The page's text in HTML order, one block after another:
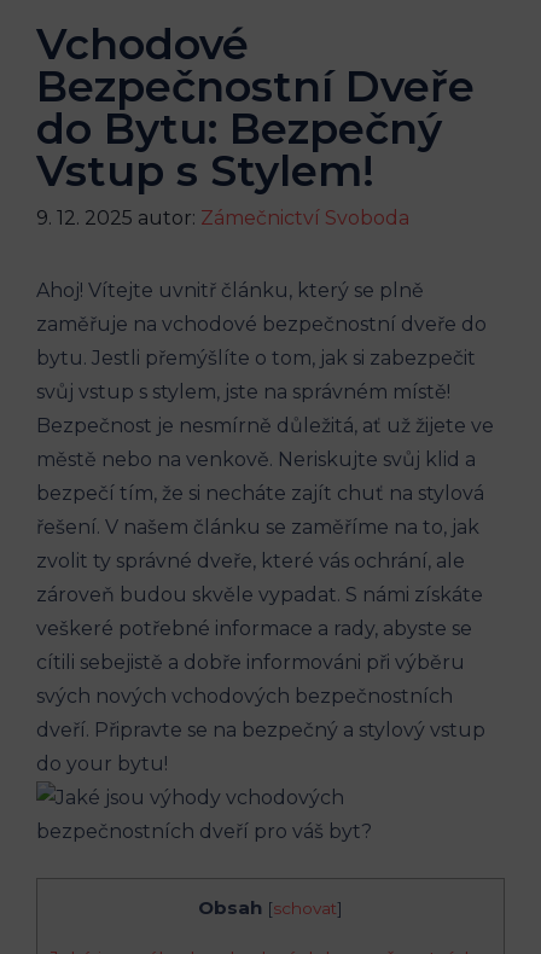
Vchodové
Bezpečnostní Dveře
do Bytu: Bezpečný
Vstup s Stylem!
9. 12. 2025 autor: Zámečnictví Svoboda
Ahoj! Vítejte uvnitř článku, který se plně
zaměřuje na vchodové bezpečnostní dveře do
bytu. Jestli přemýšlíte o tom, jak si zabezpečit
svůj vstup s stylem, jste na správném místě!
Bezpečnost je nesmírně důležitá, ať už žijete ve
městě nebo na venkově. Neriskujte svůj klid a
bezpečí tím, že si necháte zajít chuť na stylová
řešení. V našem článku se zaměříme na to, jak
zvolit ty správné dveře, které vás ochrání, ale
zároveň budou skvěle vypadat. S námi získáte
veškeré potřebné informace a rady, abyste se
cítili sebejistě a dobře informováni při výběru
svých nových vchodových bezpečnostních
dveří. Připravte se na bezpečný a stylový vstup
do your bytu!
Obsah [schovat]